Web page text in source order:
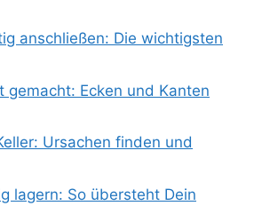
anschließen: Die wichtigsten
gemacht: Ecken und Kanten
Ursachen finden und
lagern: So übersteht Dein